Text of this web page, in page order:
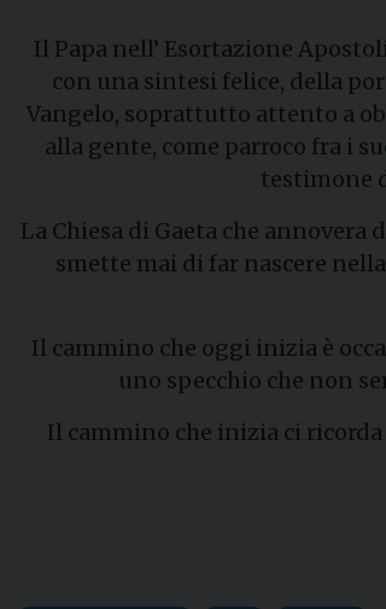
Il Papa nell’ Esortazione
con una sintesi felice, della
Vangelo, soprattutto attento a
alla gente, come parroco fra i
testimone
La Chiesa di Gaeta che
smette mai di far nascere
Il cammino che oggi inizia è
uno specchio che non
Il cammino che inizia ci